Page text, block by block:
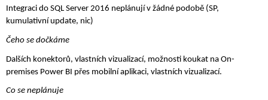
Integraci do SQL Server 2016 neplánují v žádné podobě (SP,
kumulativní update, nic)
Čeho se dočkáme
Dalších konektorů, vlastních vizualizací, možnosti koukat na On-
premises Power BI přes mobilní aplikaci, vlastních vizualizací.
Co se neplánuje